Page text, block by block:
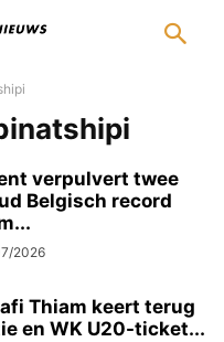
verpulvert twee
Belgisch record
2026
Thiam keert terug
en WK U20-ticket...